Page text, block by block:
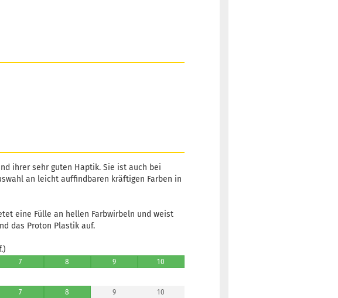
ihrer sehr guten Haptik. Sie ist auch bei
an leicht auffindbaren kräftigen Farben in
eine Fülle an hellen Farbwirbeln und weist
das Proton Plastik auf.
7 8 9 10
7 8 9 10